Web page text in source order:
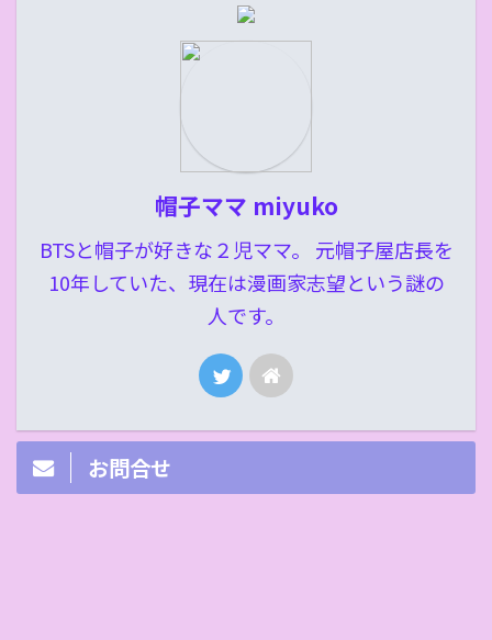
帽子ママ miyuko
BTSと帽子が好きな２児ママ。 元帽子屋店長を
10年していた、現在は漫画家志望という謎の
人です。
お問合せ